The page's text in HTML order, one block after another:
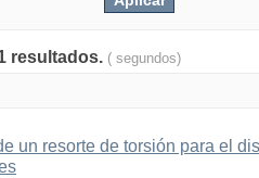
resultados. ( segundos)
un resorte de torsión para el